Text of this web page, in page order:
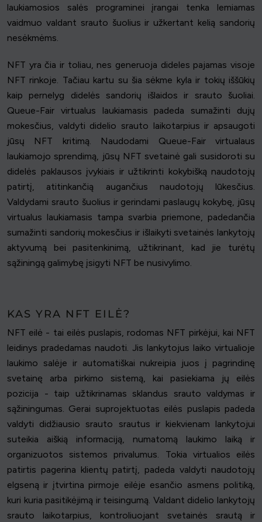
laukiamosios salės programinei įrangai tenka lemiamas
vaidmuo valdant srauto šuolius ir užkertant kelią sandorių
nesėkmėms.
NFT yra čia ir toliau, nes generuoja dideles pajamas visoje
NFT rinkoje. Tačiau kartu su šia sėkme kyla ir tokių iššūkių
kaip pernelyg didelės sandorių išlaidos ir srauto šuoliai.
Queue-Fair virtualus laukiamasis padeda sumažinti dujų
mokesčius, valdyti didelio srauto laikotarpius ir apsaugoti
jūsų NFT kritimą. Naudodami Queue-Fair virtualaus
laukiamojo sprendimą, jūsų NFT svetainė gali susidoroti su
didelės paklausos įvykiais ir užtikrinti kokybišką naudotojų
patirtį, atitinkančią augančius naudotojų lūkesčius.
Valdydami srauto šuolius ir gerindami paslaugų kokybę, jūsų
virtualus laukiamasis tampa svarbia priemone, padedančia
sumažinti sandorių mokesčius ir išlaikyti svetainės lankytojų
aktyvumą bei pasitenkinimą, užtikrinant, kad jie turėtų
sąžiningą galimybę įsigyti NFT be nusivylimo.
KAS YRA NFT EILĖ?
NFT eilė - tai eilės puslapis, rodomas NFT pirkėjui, kai NFT
leidinys pradedamas naudoti. Jis lankytojus laiko virtualioje
laukimo salėje ir automatiškai nukreipia juos į pagrindinę
svetainę arba pirkimo sistemą, kai pasiekiama jų eilės
pozicija - taip užtikrinamas sklandus srauto valdymas ir
sąžiningumas. Gerai suprojektuotas eilės puslapis padeda
valdyti didžiausio srauto srautus ir kiekvienam lankytojui
suteikia aiškią informaciją, numatomą laukimo laiką ir
organizuotos sistemos privalumus. Tokia virtualios eilės
patirtis pagerina klientų patirtį, padeda valdyti naudotojų
elgseną ir įtvirtina pirmoje eilėje esančio asmens politiką,
kuri kuria pasitikėjimą ir teisingumą. Valdant didelio lankytojų
srauto laikotarpius, kontroliuojant svetainės srautą ir